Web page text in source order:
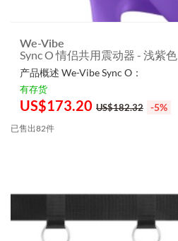
We-Vibe
Sync O 情侣共用震动器 - 浅紫色
产品概述 We-Vibe Sync O：
有存货
US$173.20 US$182.32 -5%
已售出82件